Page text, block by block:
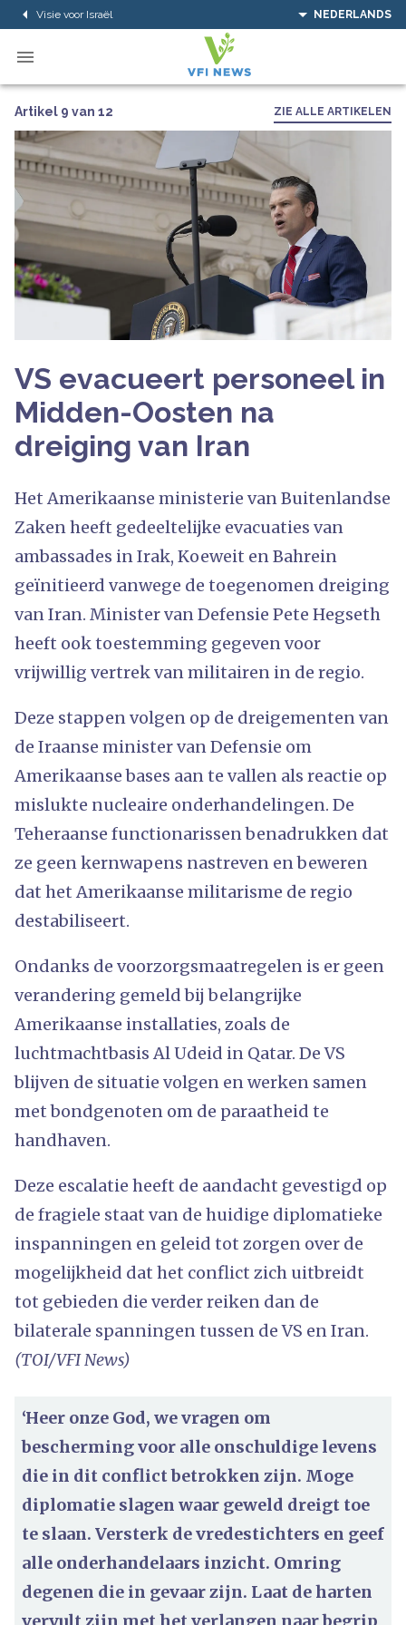
Visie voor Israël NEDERLANDS
Artikel 9 van 12 ZIE ALLE ARTIKELEN
VS evacueert personeel in
Midden-Oosten na
dreiging van Iran
Het Amerikaanse ministerie van Buitenlandse
Zaken heeft gedeeltelijke evacuaties van
ambassades in Irak, Koeweit en Bahrein
geïnitieerd vanwege de toegenomen dreiging
van Iran. Minister van Defensie Pete Hegseth
heeft ook toestemming gegeven voor
vrijwillig vertrek van militairen in de regio.
Deze stappen volgen op de dreigementen van
de Iraanse minister van Defensie om
Amerikaanse bases aan te vallen als reactie op
mislukte nucleaire onderhandelingen. De
Teheraanse functionarissen benadrukken dat
ze geen kernwapens nastreven en beweren
dat het Amerikaanse militarisme de regio
destabiliseert.
Ondanks de voorzorgsmaatregelen is er geen
verandering gemeld bij belangrijke
Amerikaanse installaties, zoals de
luchtmachtbasis Al Udeid in Qatar. De VS
blijven de situatie volgen en werken samen
met bondgenoten om de paraatheid te
handhaven.
Deze escalatie heeft de aandacht gevestigd op
de fragiele staat van de huidige diplomatieke
inspanningen en geleid tot zorgen over de
mogelijkheid dat het conflict zich uitbreidt
tot gebieden die verder reiken dan de
bilaterale spanningen tussen de VS en Iran.
(TOI/VFI News)
‘Heer onze God, we vragen om
bescherming voor alle onschuldige levens
die in dit conflict betrokken zijn. Moge
diplomatie slagen waar geweld dreigt toe
te slaan. Versterk de vredestichters en geef
alle onderhandelaars inzicht. Omring
degenen die in gevaar zijn. Laat de harten
vervult zijn met het verlangen naar begrip